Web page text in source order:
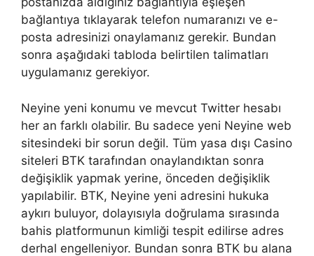
bağlantıya tıklayarak telefon numaranızı ve e-
posta adresinizi onaylamanız gerekir. Bundan
sonra aşağıdaki tabloda belirtilen talimatları
uygulamanız gerekiyor.
Neyine yeni konumu ve mevcut Twitter hesabı
her an farklı olabilir. Bu sadece yeni Neyine web
sitesindeki bir sorun değil. Tüm yasa dışı Casino
siteleri BTK tarafından onaylandıktan sonra
değişiklik yapmak yerine, önceden değişiklik
yapılabilir. BTK, Neyine yeni adresini hukuka
aykırı buluyor, dolayısıyla doğrulama sırasında
bahis platformunun kimliği tespit edilirse adres
derhal engelleniyor. Bundan sonra BTK bu alana